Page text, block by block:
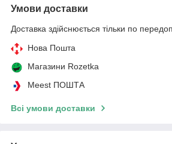
Умови доставки
Доставка здійснюється тільки по
Нова Пошта
Магазини Rozetka
Meest ПОШТА
Всі умови доставки